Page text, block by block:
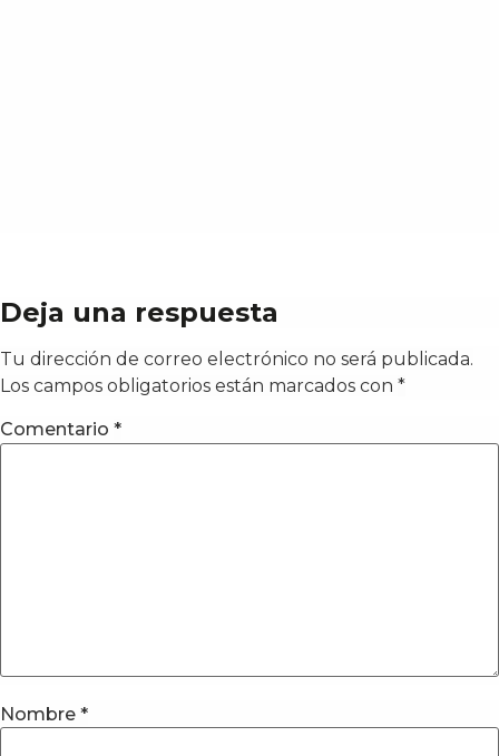
Deja una respuesta
Tu dirección de correo electrónico no será publicada.
Los campos obligatorios están marcados con *
Comentario *
Nombre *